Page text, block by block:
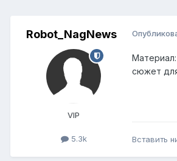
Robot_NagNews
VIP
5.3k
сюжет
Вставить